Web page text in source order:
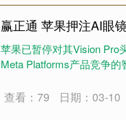
赢正通 苹果押注AI眼
苹果已暂停对其Vision Pro
Meta Platforms产品竞争
查看：79 日期：03-10